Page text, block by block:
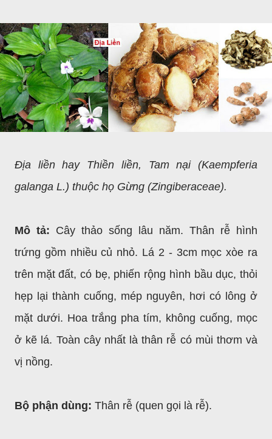
Địa liền hay Thiền liền, Tam nại (Kaempferia
galanga L.) thuộc họ Gừng (Zingiberaceae).
Mô tả: Cây thảo sống lâu năm. Thân rễ hình
trứng gồm nhiều củ nhỏ. Lá 2 - 3cm mọc xòe ra
trên mặt đất, có bẹ, phiến rộng hình bầu dục, thỏi
hẹp lại thành cuống, mép nguyên, hơi có lông ở
mặt dưới. Hoa trắng pha tím, không cuống, mọc
ở kẽ lá. Toàn cây nhất là thân rễ có mùi thơm và
vị nồng.
Bộ phận dùng: Thân rễ (quen gọi là rễ).